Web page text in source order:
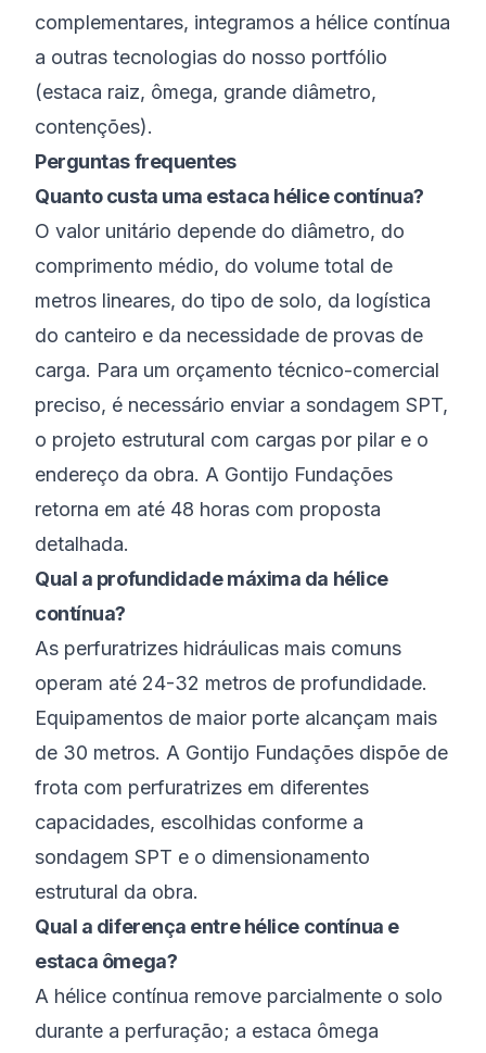
complementares, integramos a hélice contínua
a outras tecnologias do nosso portfólio
(estaca raiz, ômega, grande diâmetro,
contenções).
Perguntas frequentes
Quanto custa uma estaca hélice contínua?
O valor unitário depende do diâmetro, do
comprimento médio, do volume total de
metros lineares, do tipo de solo, da logística
do canteiro e da necessidade de provas de
carga. Para um orçamento técnico-comercial
preciso, é necessário enviar a sondagem SPT,
o projeto estrutural com cargas por pilar e o
endereço da obra. A Gontijo Fundações
retorna em até 48 horas com proposta
detalhada.
Qual a profundidade máxima da hélice
contínua?
As perfuratrizes hidráulicas mais comuns
operam até 24-32 metros de profundidade.
Equipamentos de maior porte alcançam mais
de 30 metros. A Gontijo Fundações dispõe de
frota com perfuratrizes em diferentes
capacidades, escolhidas conforme a
sondagem SPT e o dimensionamento
estrutural da obra.
Qual a diferença entre hélice contínua e
estaca ômega?
A hélice contínua remove parcialmente o solo
durante a perfuração; a estaca ômega